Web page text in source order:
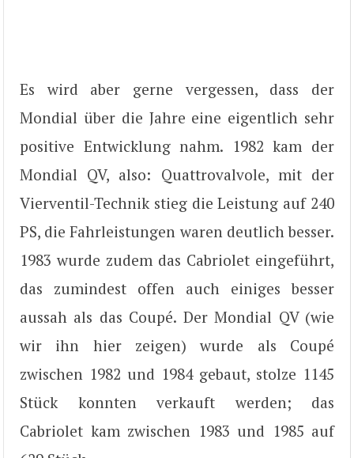
Es wird aber gerne vergessen, dass der
Mondial über die Jahre eine eigentlich sehr
positive Entwicklung nahm. 1982 kam der
Mondial QV, also: Quattrovalvole, mit der
Vierventil-Technik stieg die Leistung auf 240
PS, die Fahrleistungen waren deutlich besser.
1983 wurde zudem das Cabriolet eingeführt,
das zumindest offen auch einiges besser
aussah als das Coupé. Der Mondial QV (wie
wir ihn hier zeigen) wurde als Coupé
zwischen 1982 und 1984 gebaut, stolze 1145
Stück konnten verkauft werden; das
Cabriolet kam zwischen 1983 und 1985 auf